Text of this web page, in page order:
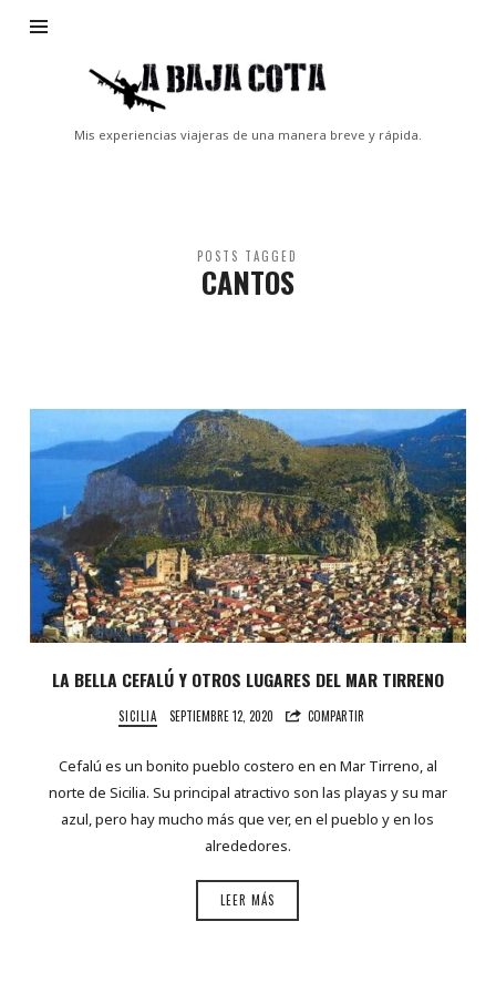
Baja
Cota
Mis experiencias viajeras de una manera breve y rápida.
POSTS TAGGED
CANTOS
LA BELLA CEFALÚ Y OTROS LUGARES DEL MAR TIRRENO
SICILIA SEPTIEMBRE 12, 2020 COMPARTIR
Cefalú es un bonito pueblo costero en en Mar Tirreno, al
norte de Sicilia. Su principal atractivo son las playas y su mar
azul, pero hay mucho más que ver, en el pueblo y en los
alrededores.
LEER MÁS